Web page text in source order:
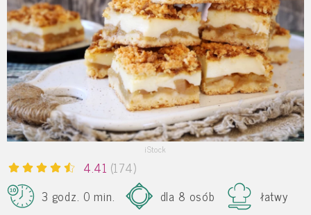
iStock
4.41 (174)
3 godz. 0 min.
dla 8 osób łatwy